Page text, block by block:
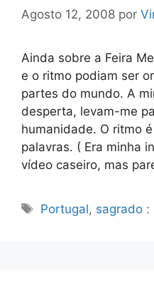
Agosto 12, 2008 por
Ainda sobre a Feira
e o ritmo podiam ser
partes do mundo. A
desperta, levam-me
humanidade. O ritmo
palavras. ( Era minha
vídeo caseiro, mas
Etiquetas
Portugal, sagrado :